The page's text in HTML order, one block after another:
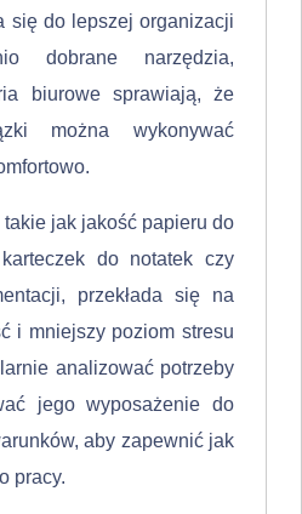
się do lepszej organizacji
dobrane narzędzia,
biurowe sprawiają, że
można wykonywać
takie jak jakość papieru do
do notatek czy
przekłada się na
i mniejszy poziom stresu
analizować potrzeby
jego wyposażenie do
aby zapewnić jak
pracy.